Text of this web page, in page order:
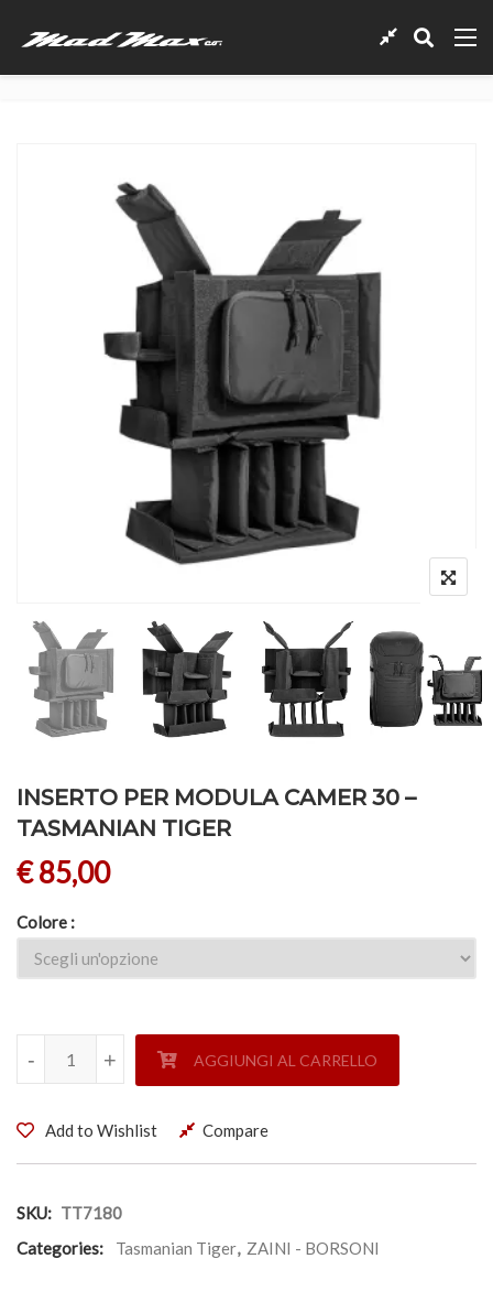
INSERTO PER MODULA CAMER 30 –
TASMANIAN TIGER
€85,00
Colore
INSERTO PER MODULA CAMER 30 - TASMANIAN TIGER
+
- +
- AGGIUNGI AL CARRELLO
Add to Wishlist Compare
SKU: TT7180
Categories:
Tasmanian Tiger, ZAINI - BORSONI